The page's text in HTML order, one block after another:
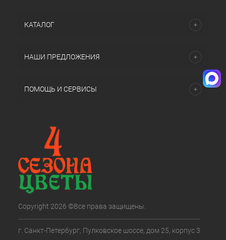
КАТАЛОГ
НАШИ ПРЕДЛОЖЕНИЯ
ПОМОЩЬ И СЕРВИСЫ
Copyright 2026 ©Все права защищены.
г. Санкт-Петербург, Пулковское шоссе, дом 25, корпус 3